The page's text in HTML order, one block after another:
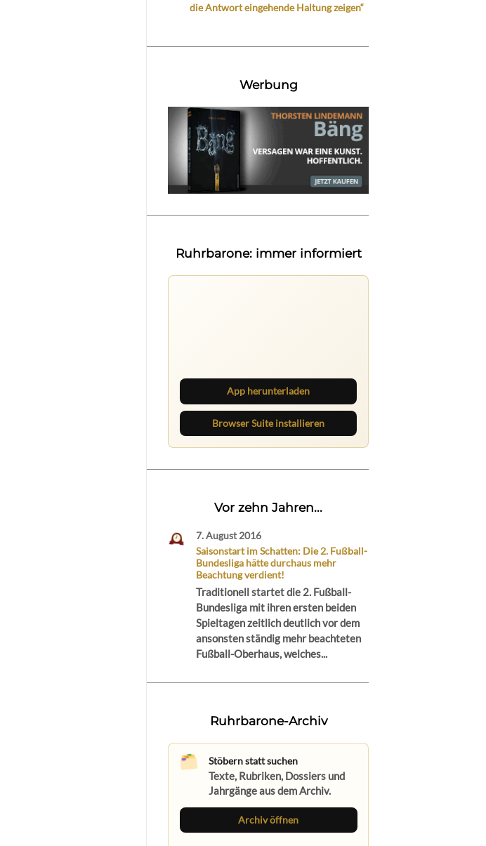
die Antwort eingehende Haltung zeigen“
Werbung
Ruhrbarone: immer informiert
App herunterladen
Browser Suite installieren
Vor zehn Jahren...
7. August 2016
Saisonstart im Schatten: Die 2. Fußball-
Bundesliga hätte durchaus mehr
Beachtung verdient!
Traditionell startet die 2. Fußball-
Bundesliga mit ihren ersten beiden
Spieltagen zeitlich deutlich vor dem
ansonsten ständig mehr beachteten
Fußball-Oberhaus, welches...
Ruhrbarone-Archiv
Stöbern statt suchen
Texte, Rubriken, Dossiers und
Jahrgänge aus dem Archiv.
Archiv öffnen